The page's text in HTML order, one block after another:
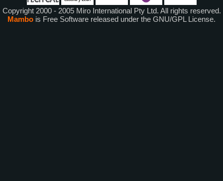
Copyright 2000 - 2005 Miro International Pty Ltd. All rights reserved.
Mambo is Free Software released under the GNU/GPL License.